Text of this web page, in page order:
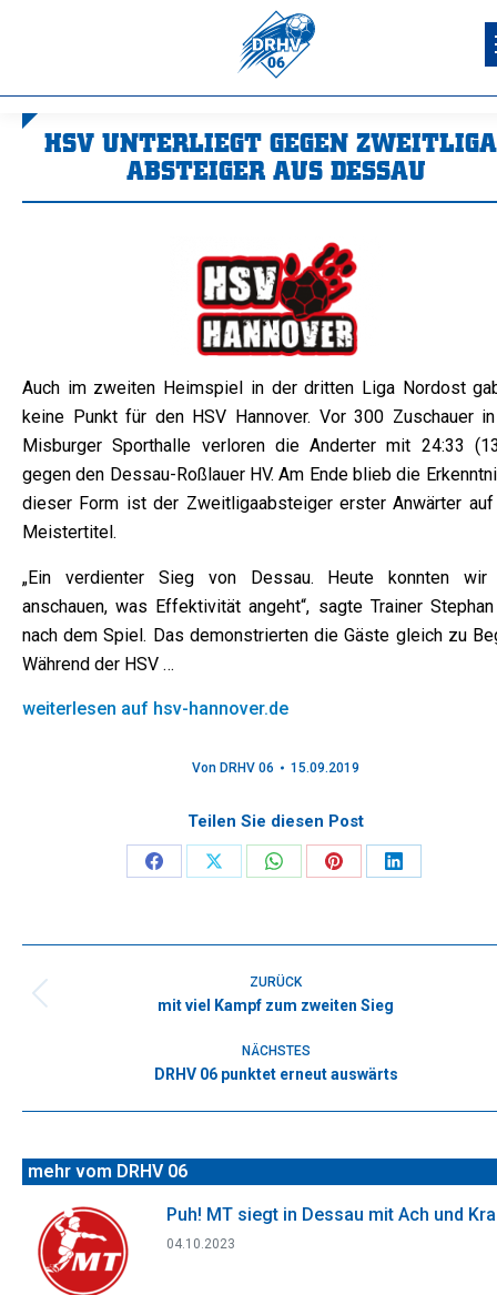
HSV UNTERLIEGT GEGEN
ABSTEIGER AUS DESSAU
Auch im zweiten Heimspiel in der dritten Liga Nordost
keine Punkt für den HSV Hannover. Vor 300 Zuschauer
Misburger Sporthalle verloren die Anderter mit 24:33
gegen den Dessau-Roßlauer HV. Am Ende blieb die
dieser Form ist der Zweitligaabsteiger erster Anwärter
Meistertitel.
„Ein verdienter Sieg von Dessau. Heute konnten wir
anschauen, was Effektivität angeht“, sagte Trainer
nach dem Spiel. Das demonstrierten die Gäste gleich zu
Während der HSV …
weiterlesen auf hsv-hannover.de
Von DRHV 06 15.09.2019
Teilen Sie diesen Post
Share
Facebook
Share
X
Share
WhatsApp
Share
Pinterest
Share
LinkedIn
ZURÜCK
Vorheriger
mit viel Kampf zum zweiten Sieg
NÄCHSTES
Nächster
DRHV 06 punktet erneut auswärts
mehr vom DRHV 06
Puh! MT siegt in Dessau mit Ach und
04.10.2023